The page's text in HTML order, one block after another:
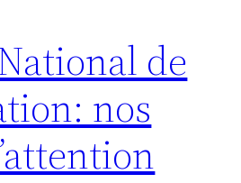
de
nos